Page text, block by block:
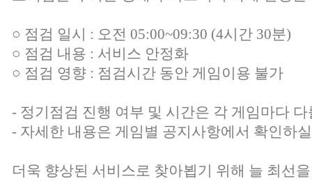
○ 점검 일시 : 오전 05:00~09:30 (4시간 30분)
○ 점검 내용 : 서비스 안정화
○ 점검 영향 : 점검시간 동안 게임이용 불가
- 정기점검 진행 여부 및 시간은 각 게임마다
- 자세한 내용은 게임별 공지사항에서 확인하
더욱 향상된 서비스로 찾아뵙기 위해 늘 최선